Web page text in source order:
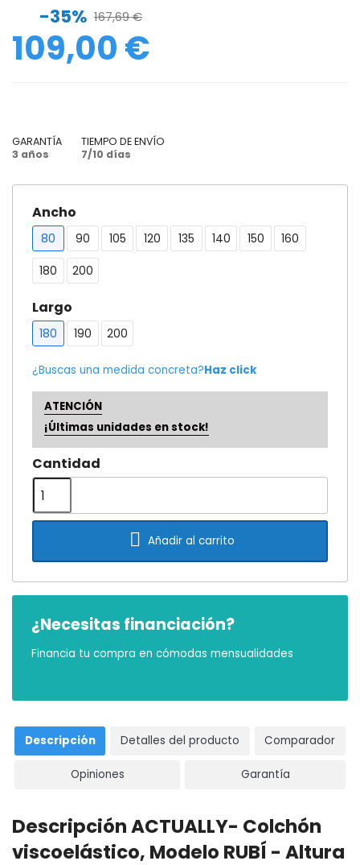
-35% 167,69 €
109,00 €
GARANTÍA
3 años
TIEMPO DE ENVÍO
7/10 días
Ancho
80 90 105 120 135 140 150
160
180
200
Largo
180 190 200
¿Buscas una medida concreta?Haz click
ATENCIÓN
¡Últimas unidades en stock!
Cantidad
 Añadir al carrito
¿Necesitas financiación?
Financia tu compra en cómodas mensualidades
Descripción Detalles del producto Comparador
Opiniones Garantía
Descripción ACTUALLY- Colchón
viscoelástico, Modelo RUBÍ - Altura